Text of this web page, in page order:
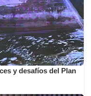
y desafíos del Plan